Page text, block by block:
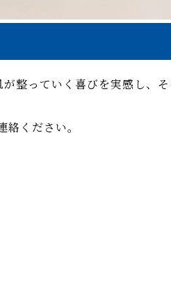
整っていく喜びを実感し、
ください。